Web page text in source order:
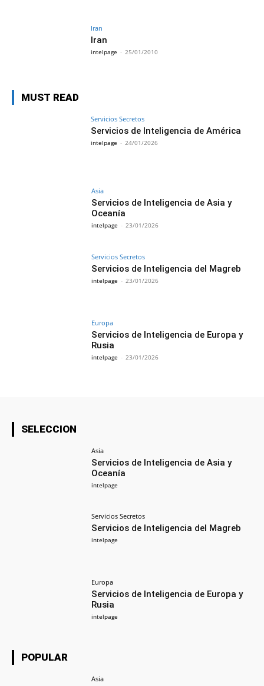
Iran
Iran
intelpage - 25/01/2010
MUST READ
Servicios Secretos
Servicios de Inteligencia de América
intelpage - 24/01/2026
Asia
Servicios de Inteligencia de Asia y
Oceanía
intelpage - 23/01/2026
Servicios Secretos
Servicios de Inteligencia del Magreb
intelpage - 23/01/2026
Europa
Servicios de Inteligencia de Europa y
Rusia
intelpage - 23/01/2026
SELECCION
Asia
Servicios de Inteligencia de Asia y
Oceanía
intelpage
Servicios Secretos
Servicios de Inteligencia del Magreb
intelpage
Europa
Servicios de Inteligencia de Europa y
Rusia
intelpage
POPULAR
Asia